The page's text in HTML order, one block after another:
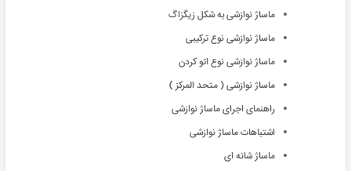
ماساژ نوازشی به شکل زیگزاگ
ماساژ نوازشی نوع ترکیبی
ماساژ نوازشی نوع اتو کردن
ماساژ نوازشی ( متحد المرکز )
راهنمای اجرای ماساژ نوازشی
اشتباهات ماساژ نوازشی
ماساژ شانه ای